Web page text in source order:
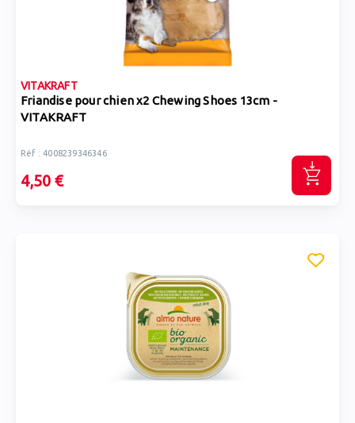
VITAKRAFT
Friandise pour chien x2 Chewing Shoes 13cm -
VITAKRAFT
Réf : 4008239346346
4,50 €